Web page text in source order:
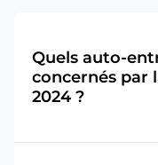
Quels auto-
concernés par
2024 ?